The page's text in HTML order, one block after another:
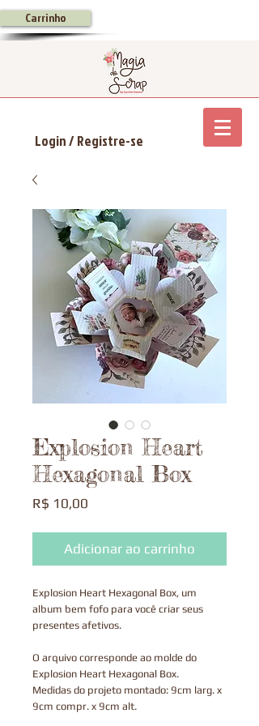
Carrinho
Login / Registre-se
Explosion Heart
Hexagonal Box
R$ 10,00
Adicionar ao carrinho
Explosion Heart Hexagonal Box, um
album bem fofo para você criar seus
presentes afetivos.
O arquivo corresponde ao molde do
Explosion Heart Hexagonal Box.
Medidas do projeto montado: 9cm larg. x
9cm compr. x 9cm alt.